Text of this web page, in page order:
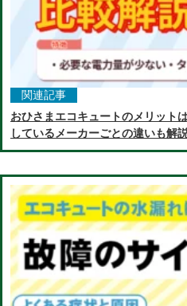
関連記事
おひさまエコキュートのメリット
しているメーカーごとの違いも解